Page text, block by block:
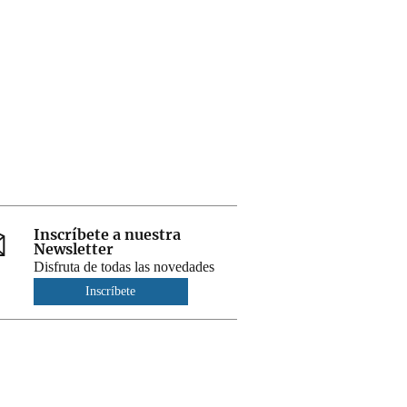
Inscríbete a nuestra
Newsletter
Disfruta de todas las novedades
Inscríbete